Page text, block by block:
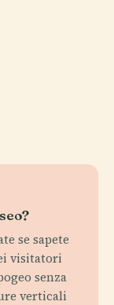
se sapete
visitatori
senza
verticali